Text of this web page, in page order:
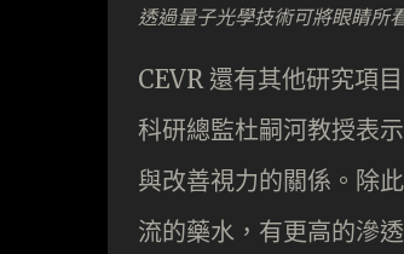
透過量子光學技術可將眼睛所
CEVR 還有其他研究項
科研總監杜嗣河教授表
與改善視力的關係。除
流的藥水，有更高的滲